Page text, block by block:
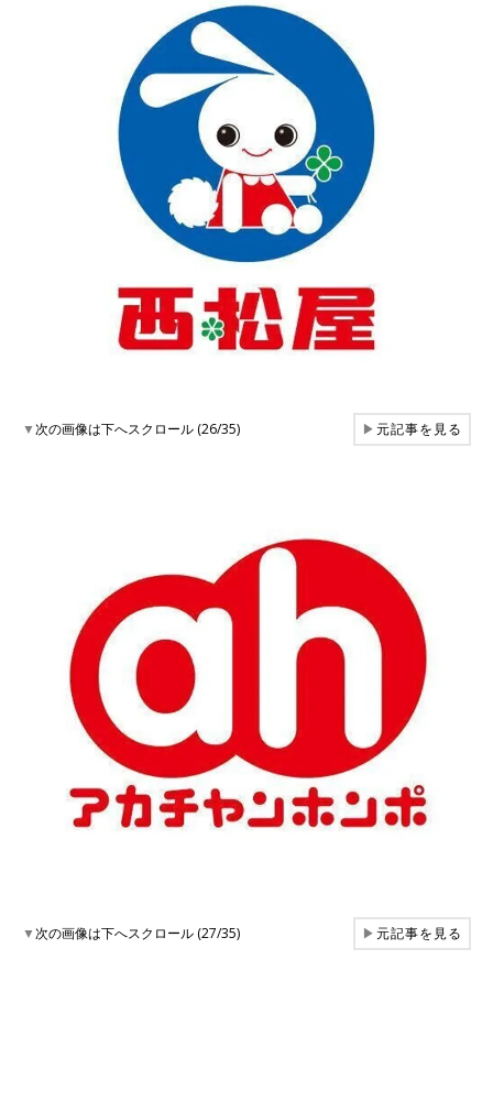
▼次の画像は下へスクロール (26/35) ▶元記事を見る
▼次の画像は下へスクロール (27/35) ▶元記事を見る